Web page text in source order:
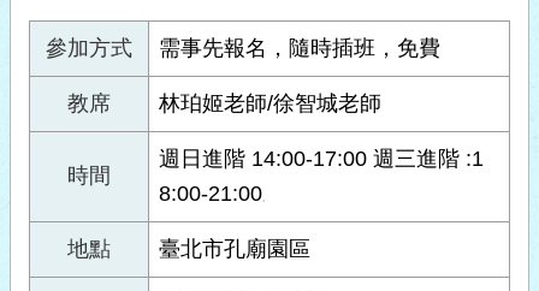
參加方式 需事先報名，隨時插班，免費
教席 林珀姬老師/徐智城老師
時間
週日進階 14:00-17:00 週三進階 :1
8:00-21:00
地點 臺北市孔廟園區